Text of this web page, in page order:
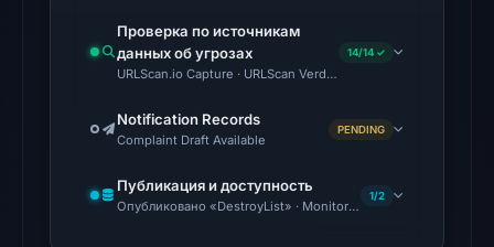
External
blocklists:
match
(ScamSniffer)
in
the
Проверка по источникам
данных об угрозах
URLScan.io Capture · URLScan Verdict · Cloudflare Radar
14/14 ✓
Notification Records
Complaint Draft Available
PENDING
Публикация и доступность
Опубликовано «DestroyList» · Monitoring Continues
1/2